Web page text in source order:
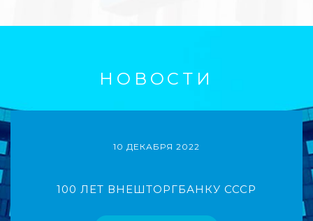
НОВОСТИ
10 ДЕКАБРЯ 2022
100 ЛЕТ ВНЕШТОРГБАНКУ СССР